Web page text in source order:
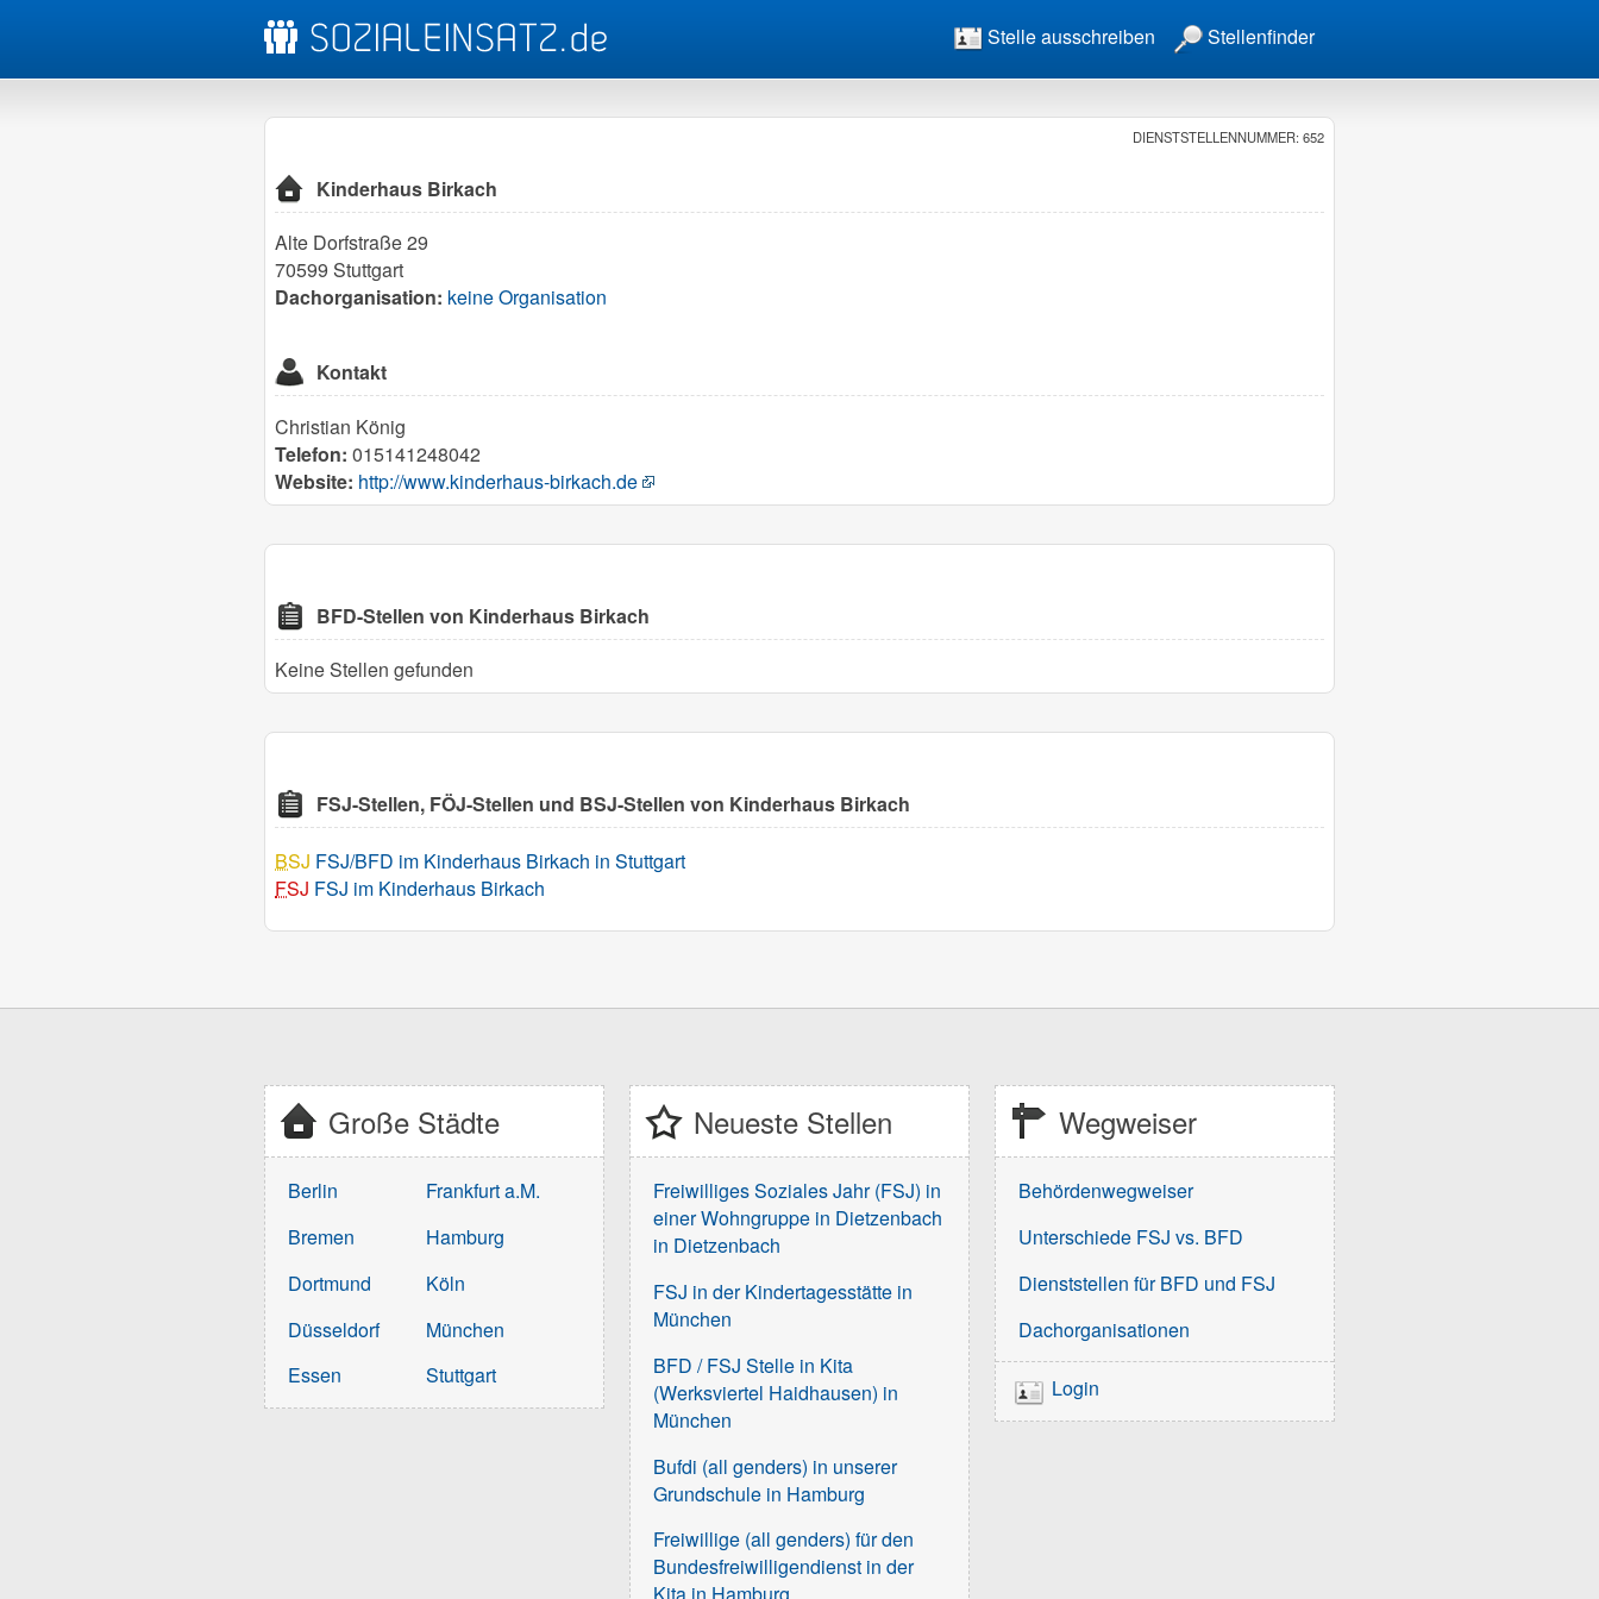
Stelle ausschreiben Stellenfinder
DIENSTSTELLENNUMMER: 652
Kinderhaus Birkach
Alte Dorfstraße 29
70599 Stuttgart
Dachorganisation: keine Organisation
Kontakt
Christian König
Telefon: 015141248042
Website: http://www.kinderhaus-birkach.de
BFD-Stellen von Kinderhaus Birkach
Keine Stellen gefunden
FSJ-Stellen, FÖJ-Stellen und BSJ-Stellen von Kinderhaus Birkach
BSJ FSJ/BFD im Kinderhaus Birkach in Stuttgart
FSJ FSJ im Kinderhaus Birkach
Große Städte
Berlin
Bremen
Dortmund
Düsseldorf
Essen
Frankfurt a.M.
Hamburg
Köln
München
Stuttgart
Neueste Stellen
Freiwilliges Soziales Jahr (FSJ) in
einer Wohngruppe in Dietzenbach
in Dietzenbach
FSJ in der Kindertagesstätte in
München
BFD / FSJ Stelle in Kita
(Werksviertel Haidhausen) in
München
Bufdi (all genders) in unserer
Grundschule in Hamburg
Freiwillige (all genders) für den
Bundesfreiwilligendienst in der
Wegweiser
Behördenwegweiser
Unterschiede FSJ vs. BFD
Dienststellen für BFD und FSJ
Dachorganisationen
Login